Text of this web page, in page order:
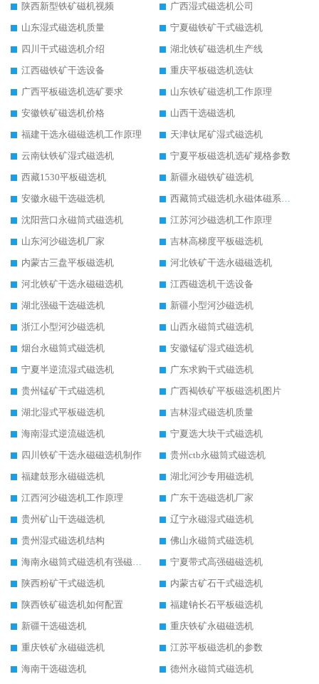
陕西新型铁矿磁机视频
广西湿式磁选机公司
山东湿式磁选机质量
宁夏磁铁矿干式磁选机
四川干式磁选机介绍
湖北铁矿磁选机生产线
江西磁铁矿干选设备
重庆平板磁选机选钛
广西平板磁选机选矿要求
山东铁矿磁选机工作原理
安徽铁矿磁选机价格
山西干选磁选机
福建干选永磁磁选机工作原理
天津钛尾矿湿式磁选机
云南钛铁矿湿式磁选机
宁夏平板磁选机选矿规格参数
西藏1530平板磁选机
新疆永磁铁矿磁选机
安徽永磁干选磁选机
西藏筒式磁选机永磁体磁系设计
沈阳营口永磁筒式磁选机
江苏河沙磁选机工作原理
山东河沙磁选机厂家
吉林高梯度平板磁选机
内蒙古三盘平板磁选机
河北铁矿干选永磁磁选机
河北铁矿干选永磁磁选机
江西磁选机干选设备
湖北强磁干选磁选机
新疆小型河沙磁选机
浙江小型河沙磁选机
山西永磁筒式磁选机
烟台永磁筒式磁选机
安徽锰矿湿式磁选机
宁夏半逆流湿式磁选机
广东求购干式磁选机
贵州锰矿干式磁选机
广西褐铁矿平板磁选机图片
湖北湿式平板磁选机
吉林湿式磁选机质量
海南湿式逆流磁选机
宁夏选大块干式磁选机
四川铁矿干选永磁磁选机制作
贵州ctb永磁筒式磁选机
福建鼓形永磁磁选机
湖北河沙专用磁选机
江西河沙磁选机工作原理
广东干选磁选机厂家
贵州矿山干选磁选机
辽宁永磁湿式磁选机
贵州湿式磁选机结构
佛山永磁筒式磁选机
海南永磁筒式磁选机有强磁的吗
宁夏带式高强磁磁选机
陕西粉矿干式磁选机
内蒙古矿石干式磁选机
陕西铁矿磁选机如何配置
福建钠长石平板磁选机
新疆干选磁选机
重庆铁矿永磁磁选机
重庆铁矿永磁磁选机
江苏平板磁选机的参数
海南干选磁选机
德州永磁筒式磁选机